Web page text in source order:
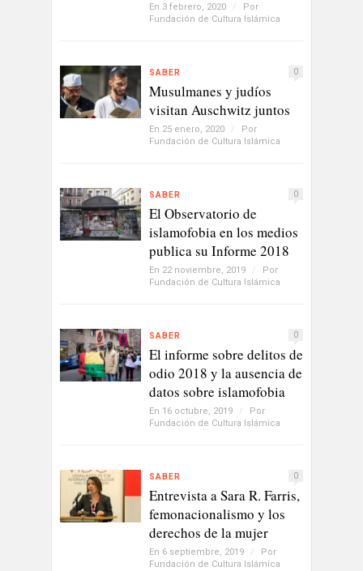
En 3 febrero, 2020 /
Por
Fundación de Cultura Islámica
SABER 0
Musulmanes y judíos
visitan Auschwitz juntos
En 25 enero, 2020 /
Por
Fundación de Cultura Islámica
SABER 0
El Observatorio de
islamofobia en los medios
publica su Informe 2018
En 22 noviembre, 2019 /
Por
Fundación de Cultura Islámica
SABER 0
El informe sobre delitos de
odio 2018 y la ausencia de
datos sobre islamofobia
En 16 octubre, 2019 /
Por
Fundación de Cultura Islámica
SABER 0
Entrevista a Sara R. Farris,
femonacionalismo y los
derechos de la mujer
En 6 septiembre, 2019 /
Por
Fundación de Cultura Islámica